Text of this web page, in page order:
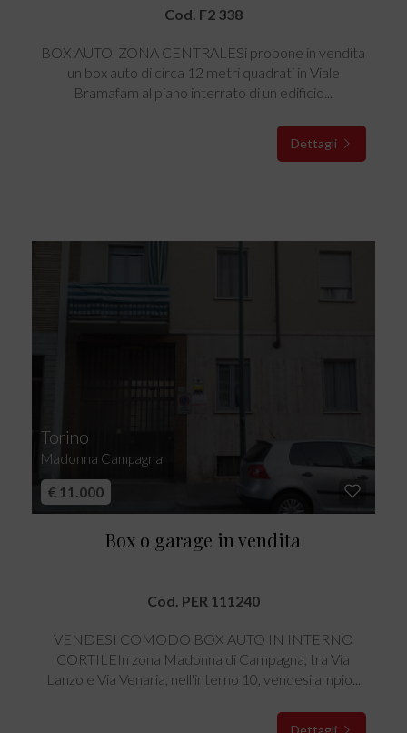
Cod. F2 338
BOX AUTO, ZONA CENTRALESi propone in vendita
un box auto di circa 12 metri quadrati in Viale
Bramafam al piano interrato di un edificio...
Dettagli
Torino
Madonna Campagna
€ 11.000
Box o garage in vendita
Cod. PER 111240
VENDESI COMODO BOX AUTO IN INTERNO
CORTILEIn zona Madonna di Campagna, tra Via
Lanzo e Via Venaria, nell'interno 10, vendesi ampio...
Dettagli